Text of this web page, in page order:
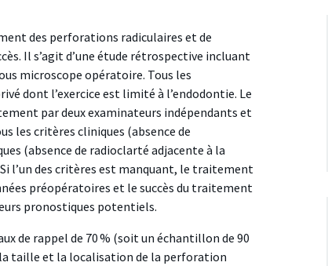
des perforations radiculaires et de
Il s’agit d’une étude rétrospective incluant
microscope opératoire. Tous les
dont l’exercice est limité à l’endodontie. Le
par deux examinateurs indépendants et
les critères cliniques (absence de
(absence de radioclarté adjacente à la
l’un des critères est manquant, le traitement
préopératoires et le succès du traitement
pronostiques potentiels.
de rappel de 70 % (soit un échantillon de 90
taille et la localisation de la perforation